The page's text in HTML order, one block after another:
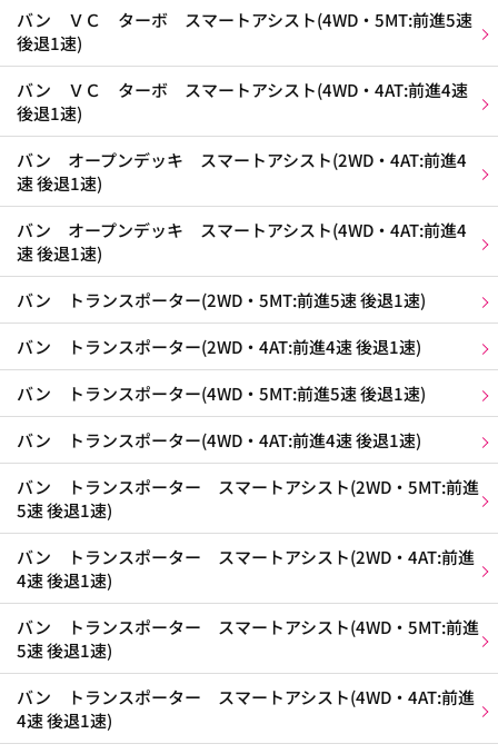
バン ＶＣ ターボ スマートアシスト(4WD・5MT:前進5速
後退1速)
バン ＶＣ ターボ スマートアシスト(4WD・4AT:前進4速
後退1速)
バン オープンデッキ スマートアシスト(2WD・4AT:前進4
速 後退1速)
バン オープンデッキ スマートアシスト(4WD・4AT:前進4
速 後退1速)
バン トランスポーター(2WD・5MT:前進5速 後退1速)
バン トランスポーター(2WD・4AT:前進4速 後退1速)
バン トランスポーター(4WD・5MT:前進5速 後退1速)
バン トランスポーター(4WD・4AT:前進4速 後退1速)
バン トランスポーター スマートアシスト(2WD・5MT:前進
5速 後退1速)
バン トランスポーター スマートアシスト(2WD・4AT:前進
4速 後退1速)
バン トランスポーター スマートアシスト(4WD・5MT:前進
5速 後退1速)
バン トランスポーター スマートアシスト(4WD・4AT:前進
4速 後退1速)